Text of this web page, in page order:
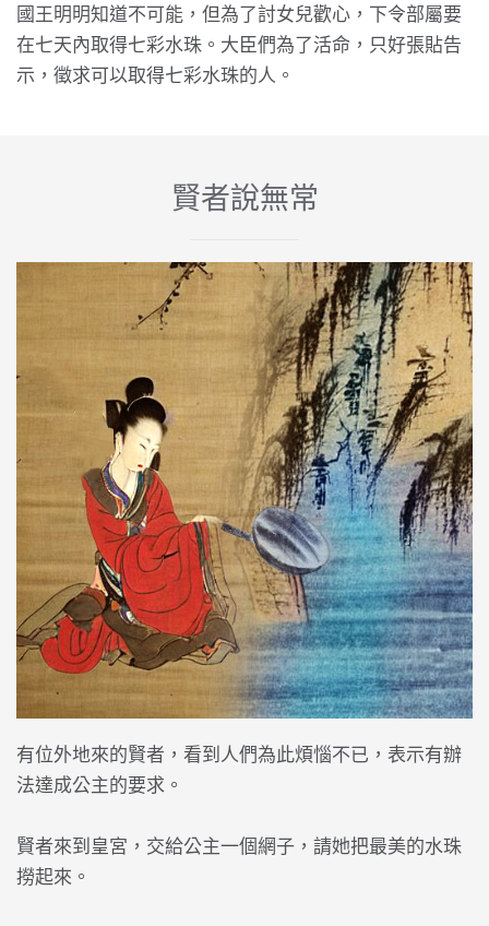
國王明明知道不可能，但為了討女兒歡心，下令部屬要
在七天內取得七彩水珠。大臣們為了活命，只好張貼告
示，徵求可以取得七彩水珠的人。
賢者說無常
有位外地來的賢者，看到人們為此煩惱不已，表示有辦
法達成公主的要求。
賢者來到皇宮，交給公主一個網子，請她把最美的水珠
撈起來。